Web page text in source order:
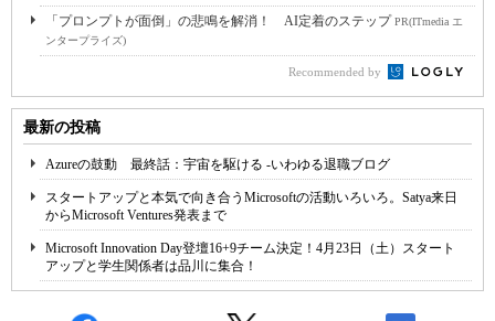
「プロンプトが面倒」の悲鳴を解消！ AI定着のステップPR(ITmedia エ
ンタープライズ)
Recommended by
最新の投稿
Azureの鼓動 最終話：宇宙を駆ける -いわゆる退職ブログ
スタートアップと本気で向き合うMicrosoftの活動いろいろ。Satya来日
からMicrosoft Ventures発表まで
Microsoft Innovation Day登壇16+9チーム決定！4月23日（土）スタート
アップと学生関係者は品川に集合！